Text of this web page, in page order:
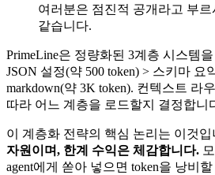
여러분은 점진적 공개라고 부
같습니다.
PrimeLine은 정량화된 3계층 시스템
JSON 설정(약 500 token) > 스키마 요
markdown(약 3K token). 컨텍스트 라
따라 어느 계층을 로드할지 결정합니
이 계층화 전략의 핵심 논리는 이것입
자원이며, 한계 수익은 체감합니다.
agent에게 쏟아 넣으면 token을 낭비